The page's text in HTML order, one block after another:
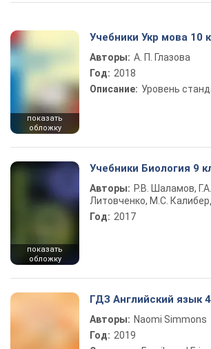
показать
обложку
Учебники Укр мова 10
Авторы: А. П. Глазова
Год: 2018
Описание: Уровень
показать
обложку
Учебники Биология 9
Авторы: Р.В. Шаламов,
Литовченко, М.С.
Год: 2017
ГДЗ Английский язык
Авторы: Naomi Simmons
Год: 2019